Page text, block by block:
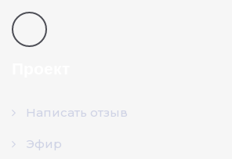
Написать отзыв
Эфир